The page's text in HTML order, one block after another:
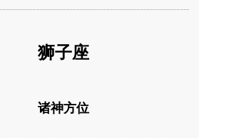
狮子座
诸神方位